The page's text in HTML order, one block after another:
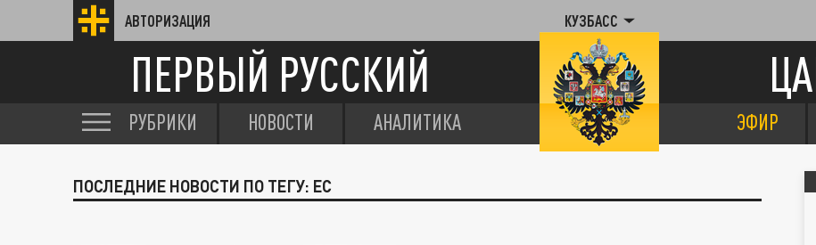
АВТОРИЗАЦИЯ КУЗБАСС
ПЕРВЫЙ РУССКИЙ
РУБРИКИ НОВОСТИ АНАЛИТИКА ЭФИР
ПОСЛЕДНИЕ НОВОСТИ ПО ТЕГУ: ЕС